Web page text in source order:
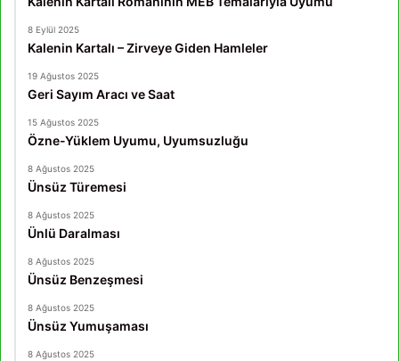
8 Eylül 2025
Kalenin Kartalı – Zirveye Giden Hamleler
19 Ağustos 2025
Geri Sayım Aracı ve Saat
15 Ağustos 2025
Özne-Yüklem Uyumu, Uyumsuzluğu
8 Ağustos 2025
Ünsüz Türemesi
8 Ağustos 2025
Ünlü Daralması
8 Ağustos 2025
Ünsüz Benzeşmesi
8 Ağustos 2025
Ünsüz Yumuşaması
8 Ağustos 2025